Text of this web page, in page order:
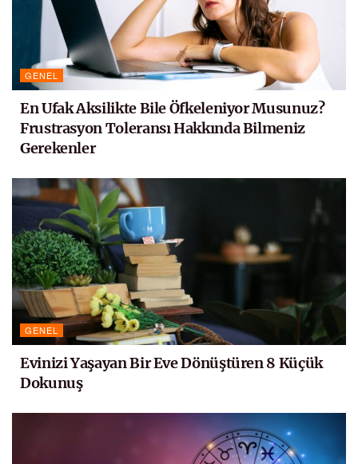
GENEL
En Ufak Aksilikte Bile Öfkeleniyor Musunuz?
Frustrasyon Toleransı Hakkında Bilmeniz
Gerekenler
GENEL
Evinizi Yaşayan Bir Eve Dönüştüren 8 Küçük
Dokunuş